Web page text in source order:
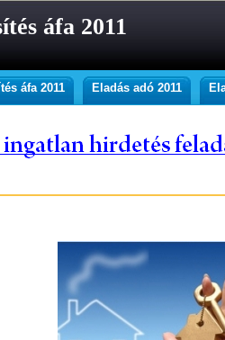
áfa 2011
áfa 2011 Eladás adó 2011